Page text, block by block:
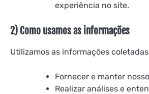
experiência no site.
2) Como usamos as informações
Utilizamos as informações
Fornecer e manter
Realizar análises e